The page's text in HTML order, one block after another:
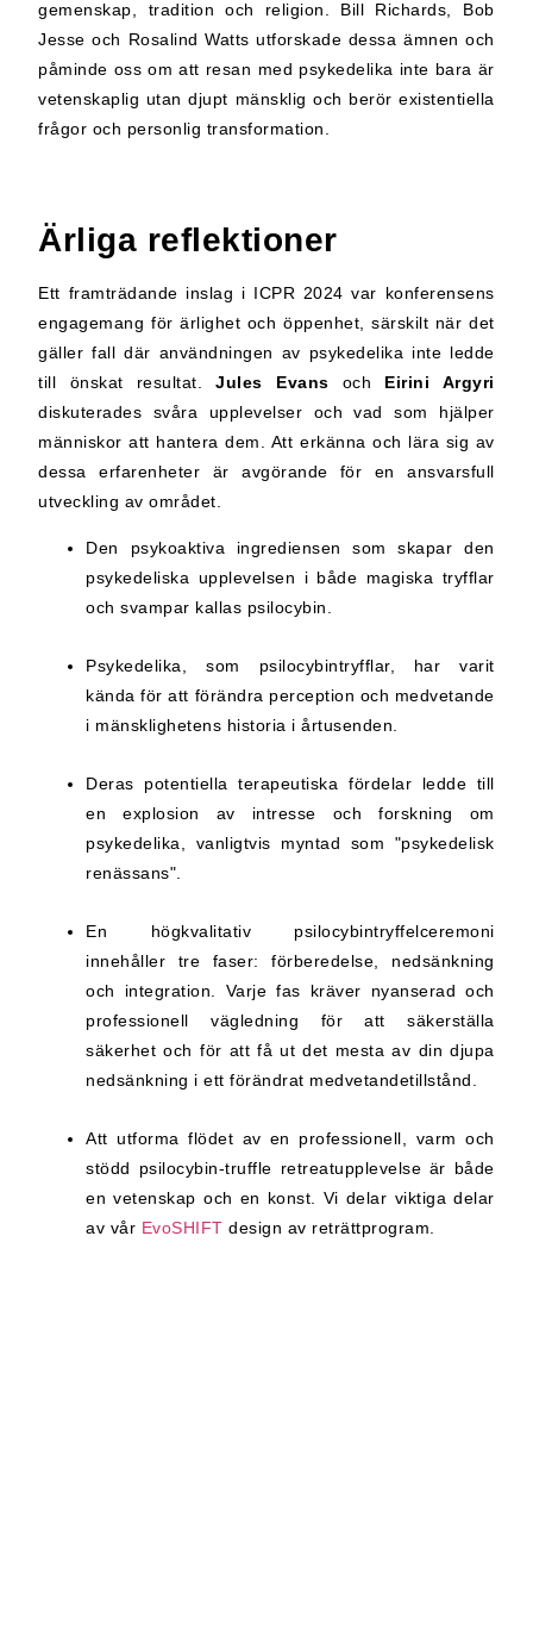
gemenskap, tradition och religion. Bill Richards, Bob
Jesse och Rosalind Watts utforskade dessa ämnen och
påminde oss om att resan med psykedelika inte bara är
vetenskaplig utan djupt mänsklig och berör existentiella
frågor och personlig transformation.
Ärliga reflektioner
Ett framträdande inslag i ICPR 2024 var konferensens
engagemang för ärlighet och öppenhet, särskilt när det
gäller fall där användningen av psykedelika inte ledde
till önskat resultat.Jules Evans och Eirini Argyri
diskuterades svåra upplevelser och vad som hjälper
människor att hantera dem. Att erkänna och lära sig av
dessa erfarenheter är avgörande för en ansvarsfull
utveckling av området.
Den psykoaktiva ingrediensen som skapar den
psykedeliska upplevelsen i både magiska tryfflar
och svampar kallas psilocybin.
Psykedelika, som psilocybintryfflar, har varit
kända för att förändra perception och medvetande
i mänsklighetens historia i årtusenden.
Deras potentiella terapeutiska fördelar ledde till
en explosion av intresse och forskning om
psykedelika, vanligtvis myntad som "psykedelisk
renässans".
En högkvalitativ psilocybintryffelceremoni
innehåller tre faser: förberedelse, nedsänkning
och integration. Varje fas kräver nyanserad och
professionell vägledning för att säkerställa
säkerhet och för att få ut det mesta av din djupa
nedsänkning i ett förändrat medvetandetillstånd.
Att utforma flödet av en professionell, varm och
stödd psilocybin-truffle retreatupplevelse är både
en vetenskap och en konst. Vi delar viktiga delar
av vår EvoSHIFTdesign av reträttprogram.